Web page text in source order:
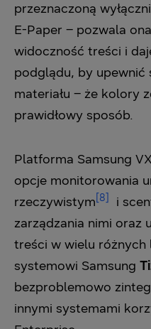
przeznaczoną
E-Paper – pozwala
widoczność treści i
podglądu, by upewnić
materiału – że kolory
prawidłowy sposób.
Platforma Samsung
opcje monitorowania
rzeczywistym [8]
i
zarządzania nimi oraz
treści w wielu różnych
systemowi Samsung
bezproblemowo
innymi systemami